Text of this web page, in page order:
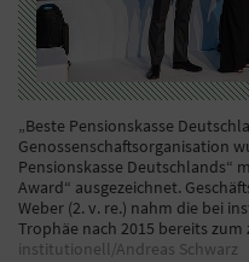
„Beste Pensionskasse
Genossenschaftsorganisation
Pensionskasse
Award“ ausgezeichnet.
Weber (2. v. re.) nahm die bei
Trophäe nach 2015 bereits
institutionell/Andreas Schwarz